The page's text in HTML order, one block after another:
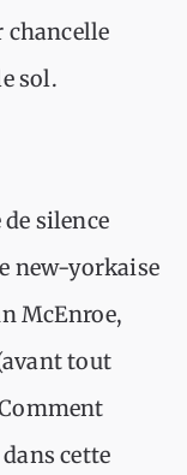
chancelle
sol.
silence
new-yorkaise
McEnroe,
tout
cette